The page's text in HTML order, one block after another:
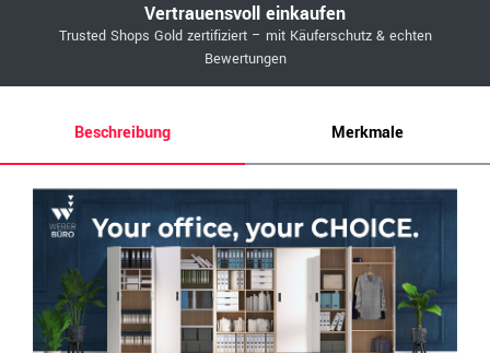
Vertrauensvoll einkaufen
Trusted Shops Gold zertifiziert – mit Käuferschutz & echten
Bewertungen
Beschreibung Merkmale